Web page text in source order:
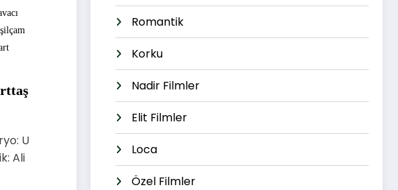
U
Ali
Romantik
Korku
Nadir Filmler
Elit Filmler
Loca
Özel Filmler